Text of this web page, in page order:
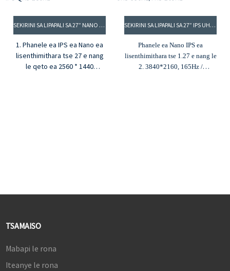
SEKIRINI SA LIPAPALI SA 27” NANO IPS QHD 180HZ
1. Phanele ea IPS ea Nano ea
lisenthimithara tse 27 e nang
le qeto ea 2560 * 1440
SEKIRINI SA LIPAPALI SA 27” IPS UHD 330HZ/FHD 165HZ
Phanele ea Nano IPS ea
lisenthimithara tse 1.27 e nang le
2. 3840*2160, 165Hz /
TSAMAISO
Mabapi le rona
Iteanye le rona